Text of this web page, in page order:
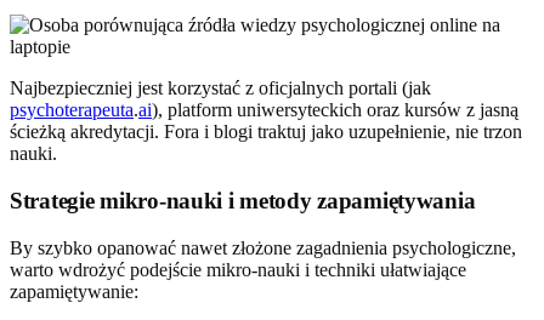
Najbezpieczniej jest korzystać z oficjalnych portali (jak
psychoterapeuta.ai), platform uniwersyteckich oraz kursów z jasną
ścieżką akredytacji. Fora i blogi traktuj jako uzupełnienie, nie trzon
nauki.
Strategie mikro-nauki i metody zapamiętywania
By szybko opanować nawet złożone zagadnienia psychologiczne,
warto wdrożyć podejście mikro-nauki i techniki ułatwiające
zapamiętywanie: